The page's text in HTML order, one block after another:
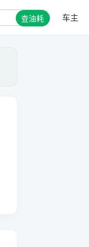
查油耗 车主